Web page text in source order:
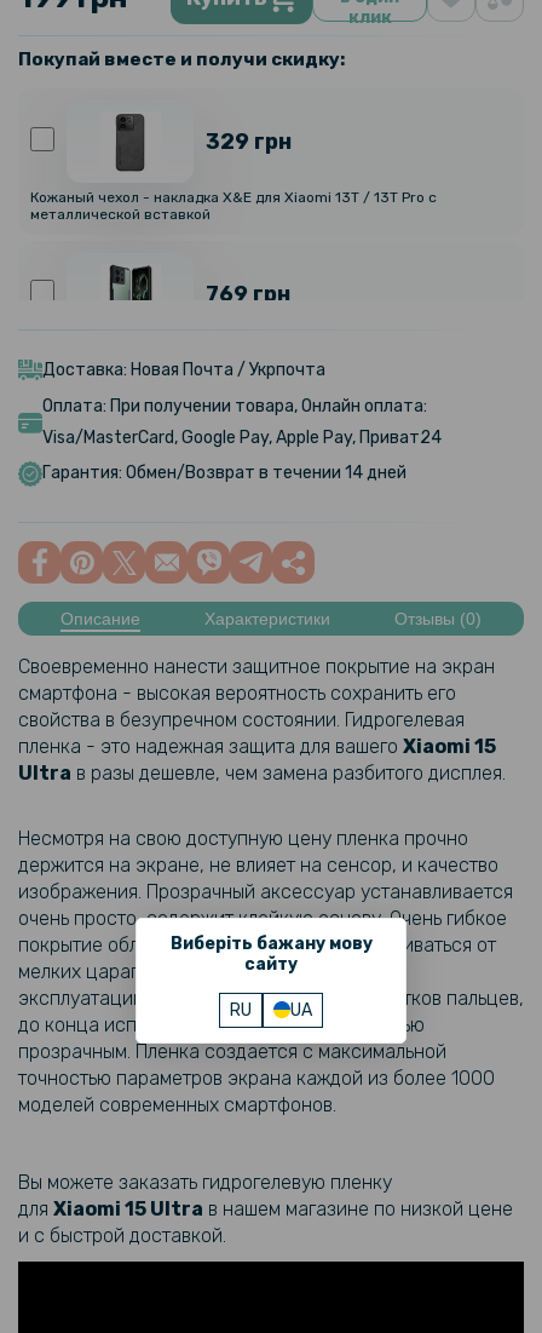
Виберіть бажану мову
сайту
RU UA
клик
Покупай вместе и получи скидку:
329 грн
Кожаный чехол - накладка X&E для Xiaomi 13T / 13T Pro с
металлической вставкой
769 грн
649 грн
Чехол-накладка Nillkin Cam Shield Pro для Xiaomi 13T / 13T Pro
237 грн
279 грн
Чехол-накладка Armored Case Sota для Xiaomi 13T / 13T Pro / K60
Ultra​
254 грн
Защитное стекло Full Screen Tempered Glass для Xiaomi 14T / 14T
299 грн
Защитное стекло Privacy Screen для Xiaomi 14T / 14T Pro, Black
399 грн
Противоударная гидрогелевая пленка Privacy HD Glossy для
Xiaomi 15 Ultra (Антишпион, глянцевая)
Кожаный чехол - накладка X&E для Xiaomi 15 Ultra с
металлической вставкой
Доставка: Новая Почта / Укрпочта
Оплата: При получении товара, Онлайн оплата:
Visa/MasterCard, Google Pay, Apple Pay, Приват24
Гарантия: Обмен/Возврат в течении 14 дней
Описание Характеристики Отзывы (0)
Своевременно нанести защитное покрытие на экран
смартфона - высокая вероятность сохранить его
свойства в безупречном состоянии. Гидрогелевая
пленка - это надежная защита для вашего Xiaomi 15
Ultra в разы дешевле, чем замена разбитого дисплея.
Несмотря на свою доступную цену пленка прочно
держится на экране, не влияет на сенсор, и качество
изображения. Прозрачный аксессуар устанавливается
очень просто, содержит клейкую основу. Очень гибкое
покрытие обладает способностью разглаживаться от
мелких царапин, что увеличивает его срок
эксплуатации. Снижает количество отпечатков пальцев,
до конца использования остается полностью
прозрачным. Пленка создается с максимальной
точностью параметров экрана каждой из более 1000
моделей современных смартфонов.
Вы можете заказать гидрогелевую пленку
для Xiaomi 15 Ultra в нашем магазине по низкой цене
и с быстрой доставкой.